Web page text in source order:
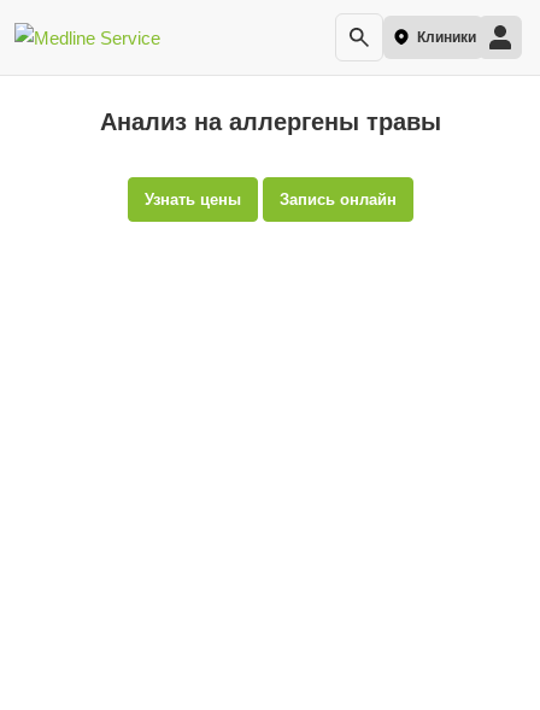
Клиники
Анализ на аллергены травы
Узнать цены Запись онлайн